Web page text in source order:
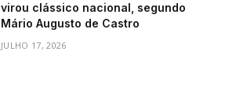
virou clássico nacional, segundo
Mário Augusto de Castro
JULHO 17, 2026